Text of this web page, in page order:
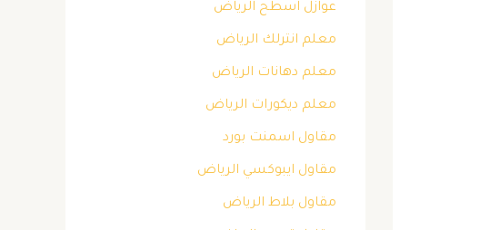
عوازل اسطح الرياض
معلم انترلك الرياض
معلم دهانات الرياض
معلم ديكورات الرياض
مقاول اسمنت بورد
مقاول ايبوكسي الرياض
مقاول بلاط الرياض